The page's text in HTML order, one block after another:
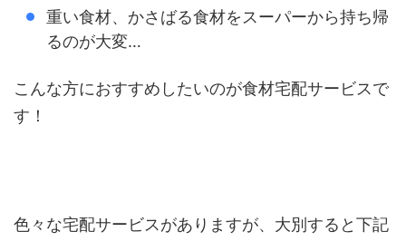
重い食材、かさばる食材をスーパーから持ち帰
るのが大変…
こんな方におすすめしたいのが食材宅配サービスで
す！
色々な宅配サービスがありますが、大別すると下記